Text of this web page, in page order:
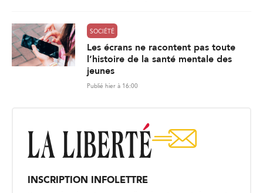
SOCIÉTÉ
Les écrans ne racontent pas toute
l’histoire de la santé mentale des
jeunes
Publié hier à 16:00
INSCRIPTION INFOLETTRE